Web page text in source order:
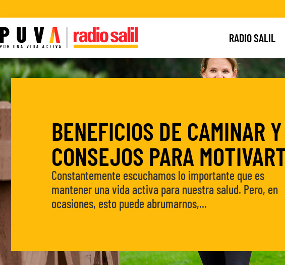
RADIO SALIL
BENEFICIOS DE CAMINAR Y
CONSEJOS PARA
Constantemente escuchamos lo importante que es
mantener una vida activa para nuestra salud. Pero, en
ocasiones, esto puede abrumarnos,...